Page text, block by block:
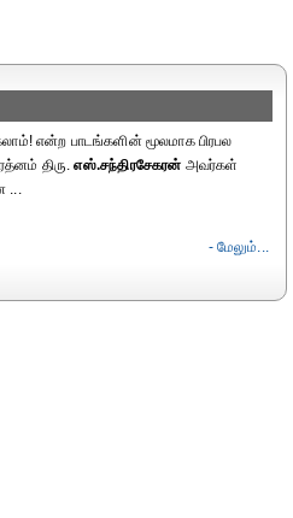
என்ற பாடங்களின் மூலமாக பிரபல
திரு.எஸ்.சந்திரசேகரன் அவர்கள்
...
- மேலும்...